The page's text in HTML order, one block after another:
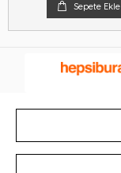
Sepete Ekle